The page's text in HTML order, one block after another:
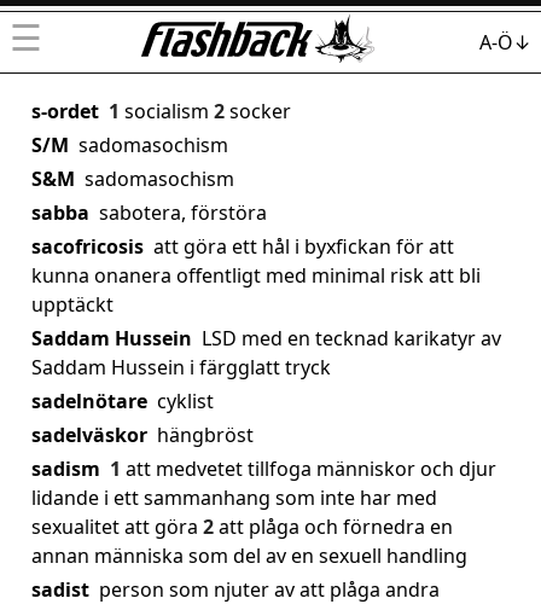
☰ A-Ö↓
s-ordet 1 socialism 2socker
S/M sadomasochism
S&M sadomasochism
sabba sabotera, förstöra
sacofricosis att göra ett hål i byxfickan för att
kunna onanera offentligt med minimal risk att bli
upptäckt
Saddam Hussein LSD med en tecknad karikatyr av
Saddam Hussein i färgglatt tryck
sadelnötare cyklist
sadelväskor hängbröst
sadism 1 att medvetet tillfoga människor och djur
lidande i ett sammanhang som inte har med
sexualitet att göra 2att plåga och förnedra en
annan människa som del av en sexuell handling
sadist person som njuter av att plåga andra